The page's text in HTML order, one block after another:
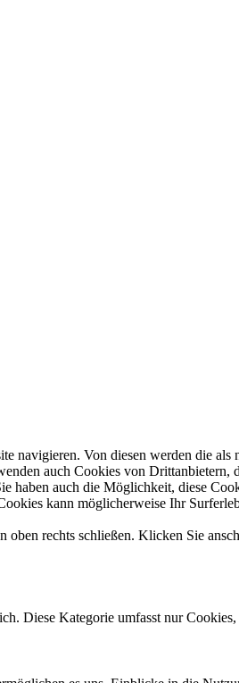
navigieren. Von diesen werden die
auch Cookies von Drittanbietern,
auch die Möglichkeit, diese
kann möglicherweise Ihr
rechts schließen. Klicken Sie
Diese Kategorie umfasst nur